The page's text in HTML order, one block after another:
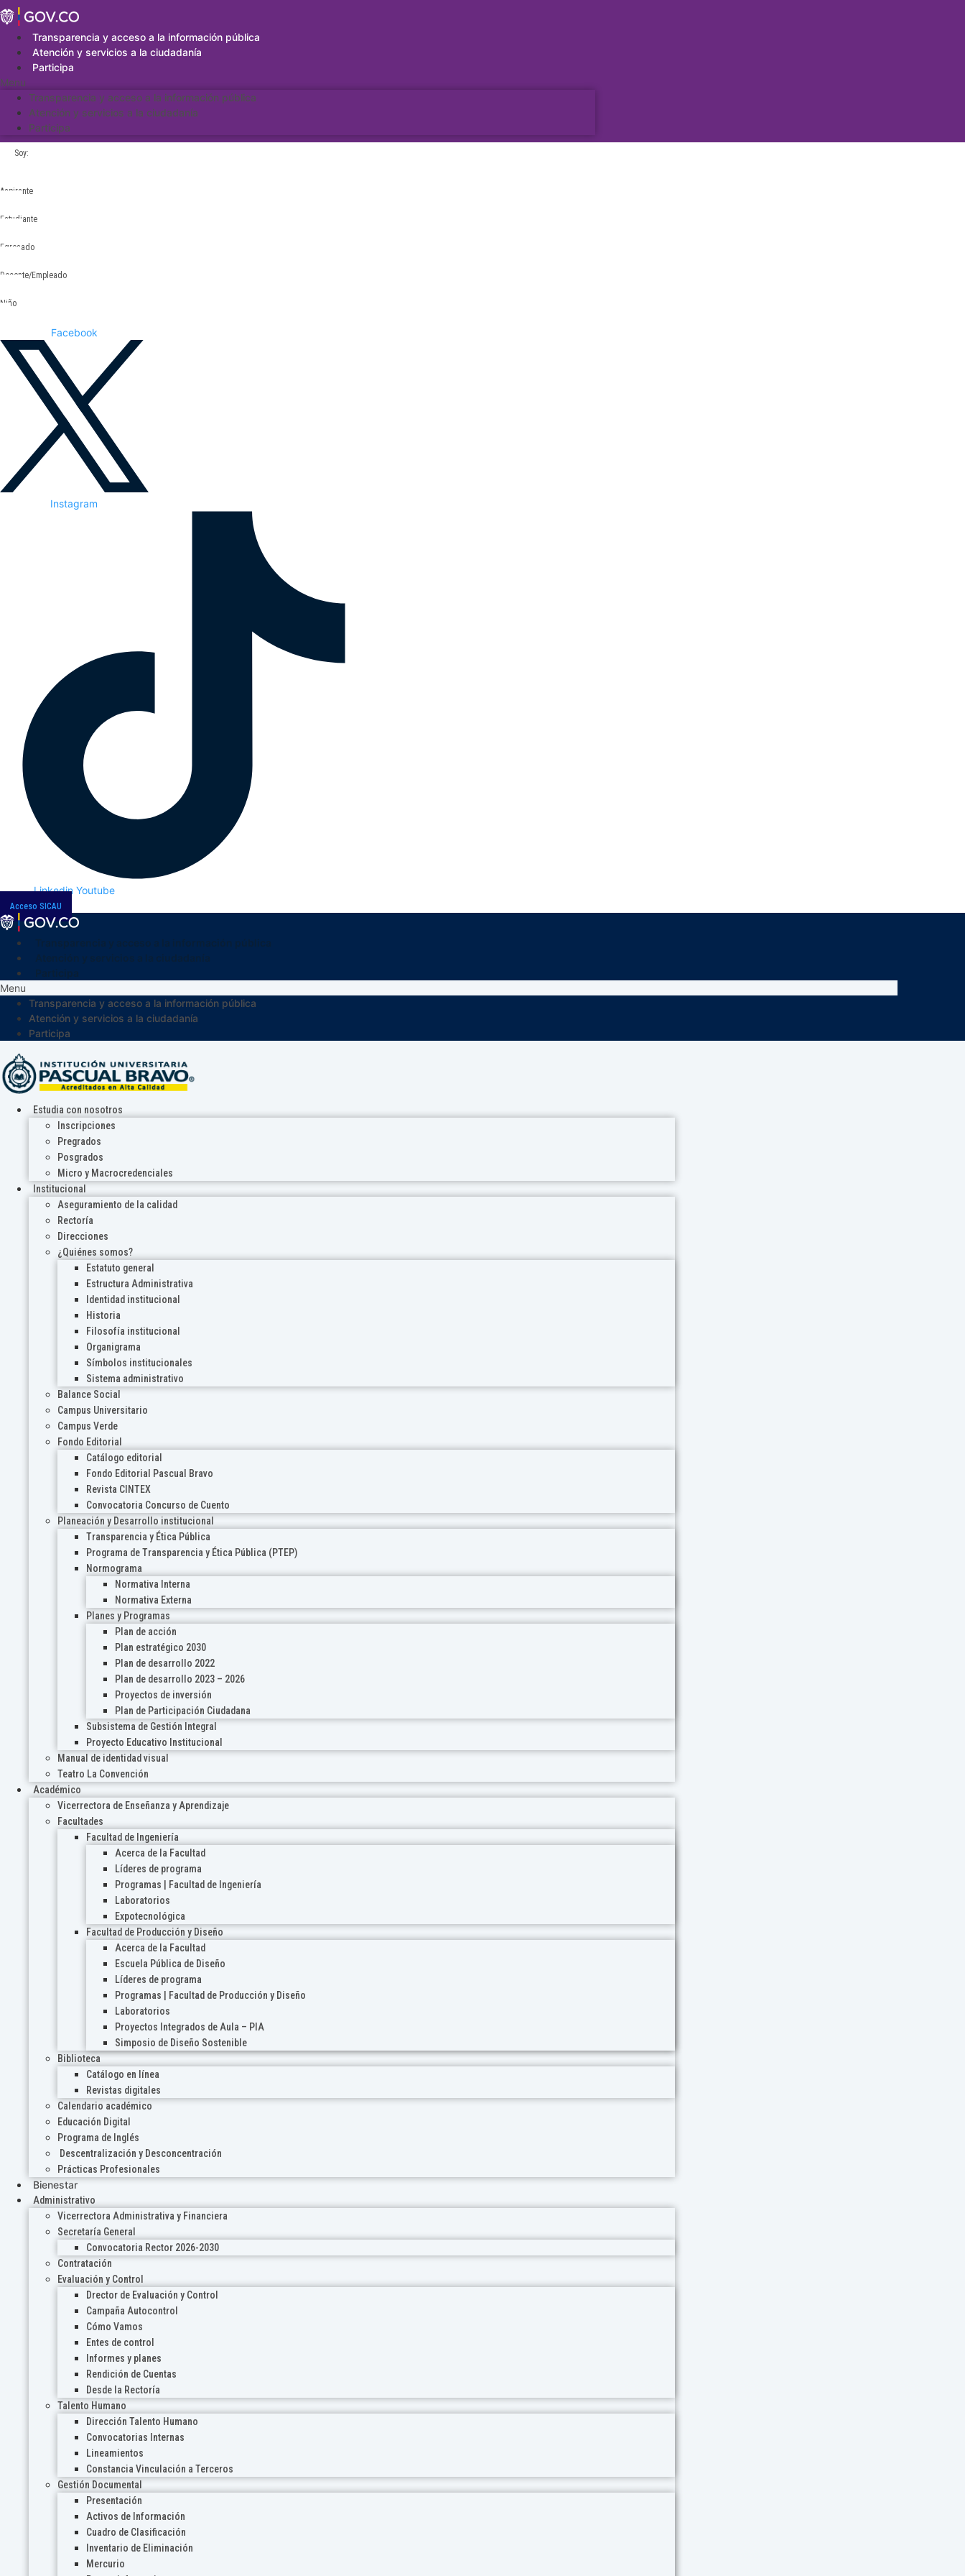
Saltar
al
contenidoTransparencia y acceso a la información pública
Atención y servicios a la ciudadanía
Participa
Menu
Transparencia y acceso a la información pública
Atención y servicios a la ciudadanía
Participa
Soy:
Aspirante
Estudiante
Egresado
Docente/Empleado
Niño
Facebook
Instagram
Linkedin Youtube
Acceso SICAU
Menu
Transparencia y acceso a la información pública
Atención y servicios a la ciudadanía
Participa
Estudia con nosotros
Inscripciones
Pregrados
Posgrados
Micro y Macrocredenciales
Institucional
Aseguramiento de la calidad
Rectoría
Direcciones
¿Quiénes somos?
Estatuto general
Estructura Administrativa
Identidad institucional
Historia
Filosofía institucional
Organigrama
Símbolos institucionales
Sistema administrativo
Balance Social
Campus Universitario
Campus Verde
Fondo Editorial
Catálogo editorial
Fondo Editorial Pascual Bravo
Revista CINTEX
Convocatoria Concurso de Cuento
Planeación y Desarrollo institucional
Transparencia y Ética Pública
Programa de Transparencia y Ética Pública (PTEP)
Normograma
Normativa Interna
Normativa Externa
Planes y Programas
Plan de acción
Plan estratégico 2030
Plan de desarrollo 2022
Plan de desarrollo 2023 – 2026
Proyectos de inversión
Plan de Participación Ciudadana
Subsistema de Gestión Integral
Proyecto Educativo Institucional
Manual de identidad visual
Teatro La Convención
Académico
Vicerrectora de Enseñanza y Aprendizaje
Facultades
Facultad de Ingeniería
Acerca de la Facultad
Líderes de programa
Programas | Facultad de Ingeniería
Laboratorios
Expotecnológica
Facultad de Producción y Diseño
Acerca de la Facultad
Escuela Pública de Diseño
Líderes de programa
Programas | Facultad de Producción y Diseño
Laboratorios
Proyectos Integrados de Aula – PIA
Simposio de Diseño Sostenible
Biblioteca
Catálogo en línea
Revistas digitales
Calendario académico
Educación Digital
Programa de Inglés
Descentralización y Desconcentración
Prácticas Profesionales
Bienestar
Administrativo
Vicerrectora Administrativa y Financiera
Secretaría General
Convocatoria Rector 2026-2030
Contratación
Evaluación y Control
Drector de Evaluación y Control
Campaña Autocontrol
Cómo Vamos
Entes de control
Informes y planes
Rendición de Cuentas
Desde la Rectoría
Talento Humano
Dirección Talento Humano
Convocatorias Internas
Lineamientos
Constancia Vinculación a Terceros
Gestión Documental
Presentación
Activos de Información
Cuadro de Clasificación
Inventario de Eliminación
Mercurio